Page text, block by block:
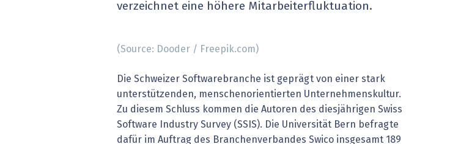
» alle Dossiers » alle Specials
verzeichnet eine höhere Mitarbeiterfluktuation.
(Source: Dooder / Freepik.com)
Die Schweizer Softwarebranche ist geprägt von einer stark
unterstützenden, menschenorientierten Unternehmenskultur.
Zu diesem Schluss kommen die Autoren des diesjährigen Swiss
Software Industry Survey (SSIS). Die Universität Bern befragte
dafür im Auftrag des Branchenverbandes Swico insgesamt 189